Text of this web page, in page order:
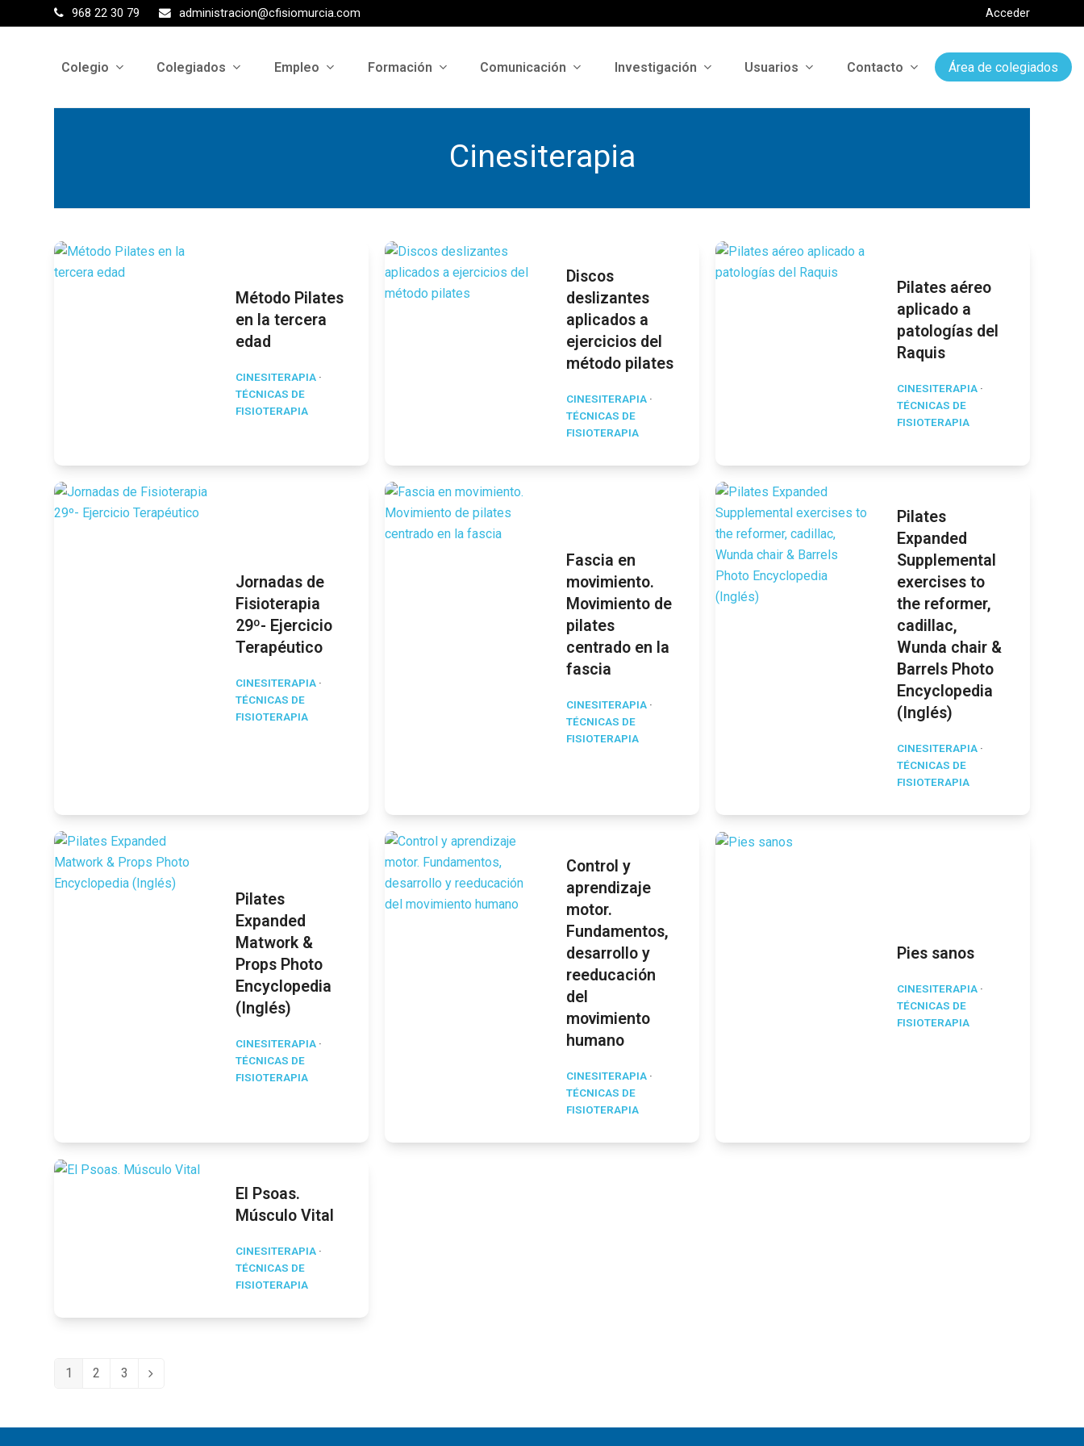
968 22 30 79 administracion@cfisiomurcia.com Acceder
Colegio Colegiados Empleo Formación Comunicación Investigación Usuarios Contacto Área de colegiados
Cinesiterapia
Método Pilates
en la tercera
edad
CINESITERAPIA ·
TÉCNICAS DE
FISIOTERAPIA
Discos
deslizantes
aplicados a
ejercicios del
método pilates
CINESITERAPIA·
TÉCNICAS DE
FISIOTERAPIA
Pilates aéreo
aplicado a
patologías del
Raquis
CINESITERAPIA·
TÉCNICAS DE
FISIOTERAPIA
Jornadas de
Fisioterapia
29º- Ejercicio
Terapéutico
CINESITERAPIA ·
TÉCNICAS DE
FISIOTERAPIA
Fascia en
movimiento.
Movimiento de
pilates
centrado en la
fascia
CINESITERAPIA·
TÉCNICAS DE
FISIOTERAPIA
Pilates
Expanded
Supplemental
exercises to
the reformer,
cadillac,
Wunda chair &
Barrels Photo
Encyclopedia
(Inglés)
CINESITERAPIA·
TÉCNICAS DE
FISIOTERAPIA
Pilates
Expanded
Matwork &
Props Photo
Encyclopedia
(Inglés)
CINESITERAPIA ·
TÉCNICAS DE
FISIOTERAPIA
Control y
aprendizaje
motor.
Fundamentos,
desarrollo y
reeducación
del
movimiento
humano
CINESITERAPIA·
TÉCNICAS DE
FISIOTERAPIA
Pies sanos
CINESITERAPIA·
TÉCNICAS DE
FISIOTERAPIA
El Psoas.
Músculo Vital
CINESITERAPIA ·
TÉCNICAS DE
FISIOTERAPIA
Page
1 Page
2 Page
3 Siguiente